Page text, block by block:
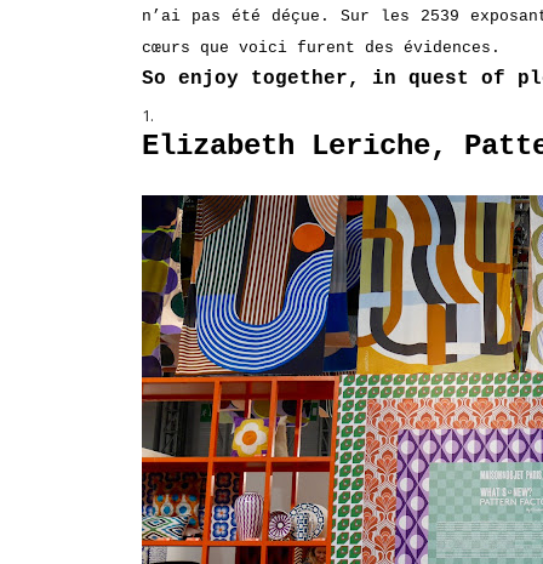
n’ai pas été déçue. Sur les 2539
cœurs que voici furent des évidences.
So enjoy together, in quest of
Elizabeth Leriche,